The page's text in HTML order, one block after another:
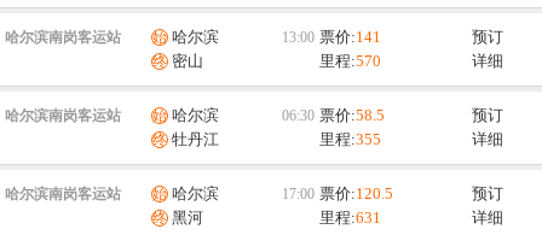
哈尔滨南岗客运站
哈尔滨
密山
票价:141
里程:570
预订
详细
哈尔滨南岗客运站
哈尔滨
牡丹江
票价:58.5
里程:355
预订
详细
哈尔滨南岗客运站
哈尔滨
黑河
票价:120.5
里程:631
预订
详细